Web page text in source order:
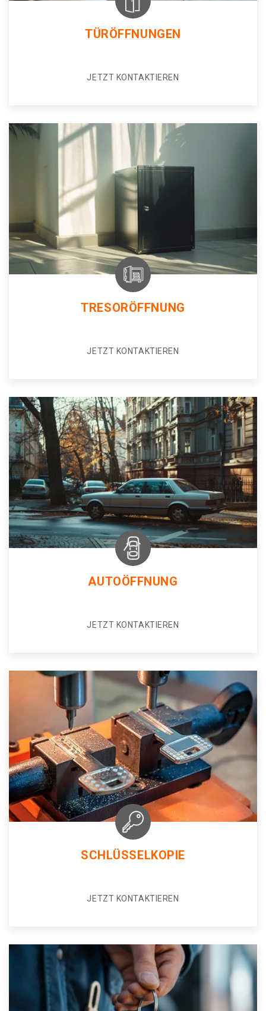
TÜRÖFFNUNGEN
JETZT KONTAKTIEREN
TRESORÖFFNUNG
JETZT KONTAKTIEREN
AUTOÖFFNUNG
JETZT KONTAKTIEREN
SCHLÜSSELKOPIE
JETZT KONTAKTIEREN